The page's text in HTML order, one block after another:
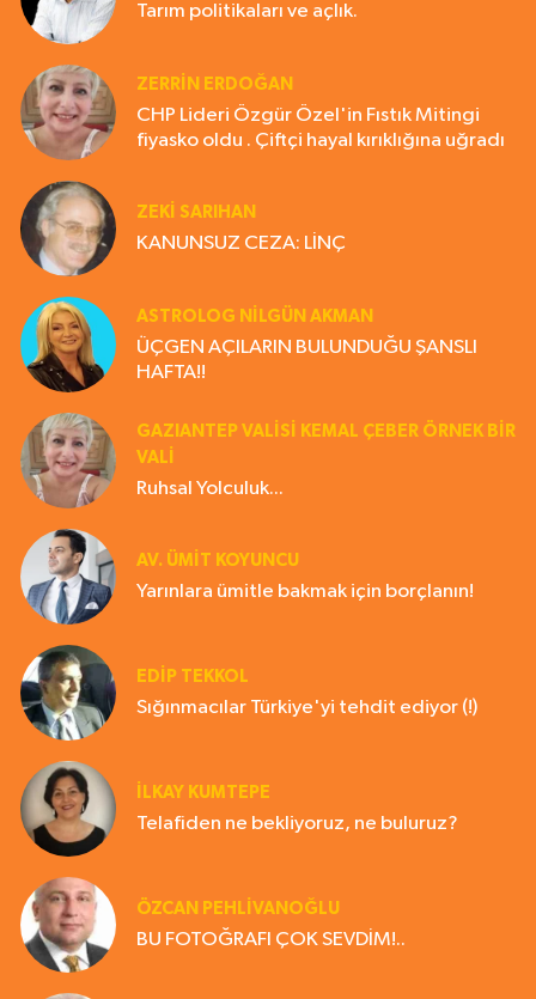
Tarım politikaları ve açlık.
ZERRIN ERDOĞAN
CHP Lideri Özgür Özel'in Fıstık Mitingi
fiyasko oldu . Çiftçi hayal kırıklığına uğradı
ZEKI SARIHAN
KANUNSUZ CEZA: LİNÇ
ASTROLOG NILGÜN AKMAN
ÜÇGEN AÇILARIN BULUNDUĞU ŞANSLI
HAFTA!!
GAZIANTEP VALISI KEMAL ÇEBER ÖRNEK BİR
VALİ
Ruhsal Yolculuk...
AV. ÜMIT KOYUNCU
Yarınlara ümitle bakmak için borçlanın!
EDIP TEKKOL
Sığınmacılar Türkiye'yi tehdit ediyor (!)
İLKAY KUMTEPE
Telafiden ne bekliyoruz, ne buluruz?
ÖZCAN PEHLİVANOĞLU
BU FOTOĞRAFI ÇOK SEVDİM!..